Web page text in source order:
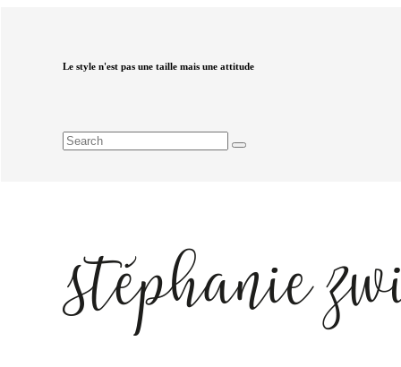
Le style n'est pas une taille mais une attitude